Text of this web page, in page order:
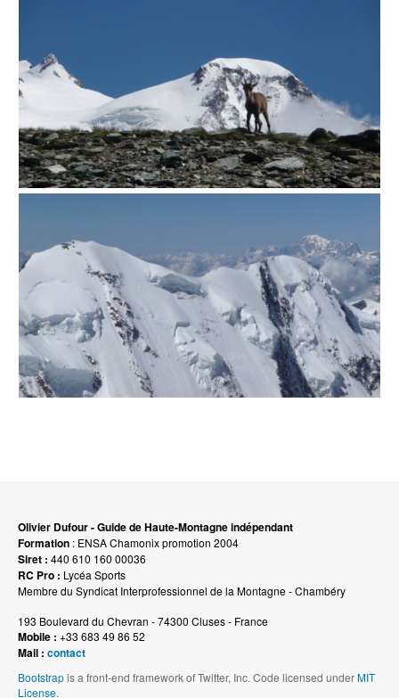
Olivier Dufour - Guide de Haute-Montagne indépendant
Formation : ENSA Chamonix promotion 2004
Siret : 440 610 160 00036
RC Pro : Lycéa Sports
Membre du Syndicat Interprofessionnel de la Montagne - Chambéry
193 Boulevard du Chevran - 74300 Cluses - France
Mobile : +33 683 49 86 52
Mail : contact
Bootstrapis a front-end framework of Twitter, Inc. Code licensed underMIT
License.